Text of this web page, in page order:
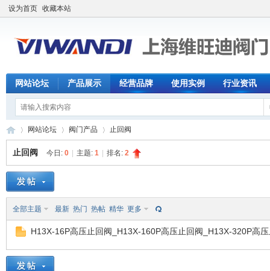
设为首页 收藏本站
网站论坛 产品展示 经营品牌 使用实例 行业资讯
»
网站论坛 阀门产品 止回阀
止回阀 今日: 0 主题: 1 排名: 2
全部主题 最新 热门 热帖 精华 更多
H13X-16P高压止回阀_H13X-160P高压止回阀_H13X-320P高